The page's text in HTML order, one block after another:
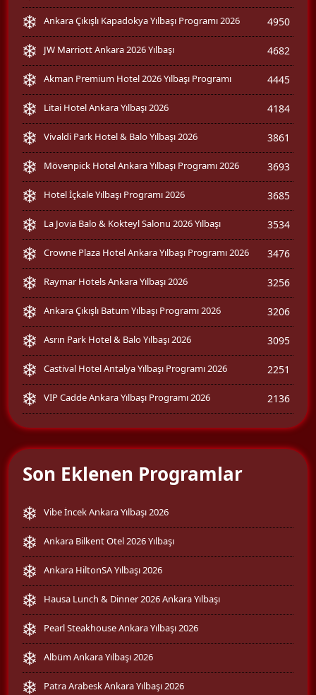
Ankara Çıkışlı Kapadokya Yılbaşı Programı 2026 4950
JW Marriott Ankara 2026 Yılbaşı 4682
Akman Premium Hotel 2026 Yılbaşı Programı 4445
Litai Hotel Ankara Yılbaşı 2026 4184
Vivaldi Park Hotel & Balo Yılbaşı 2026 3861
Mövenpick Hotel Ankara Yılbaşı Programı 2026 3693
Hotel İçkale Yılbaşı Programı 2026 3685
La Jovia Balo & Kokteyl Salonu 2026 Yılbaşı 3534
Crowne Plaza Hotel Ankara Yılbaşı Programı 2026 3476
Raymar Hotels Ankara Yılbaşı 2026 3256
Ankara Çıkışlı Batum Yılbaşı Programı 2026 3206
Asrın Park Hotel & Balo Yılbaşı 2026 3095
Castival Hotel Antalya Yılbaşı Programı 2026 2251
VIP Cadde Ankara Yılbaşı Programı 2026 2136
Son Eklenen Programlar
Vibe İncek Ankara Yılbaşı 2026
Ankara Bilkent Otel 2026 Yılbaşı
Ankara HiltonSA Yılbaşı 2026
Hausa Lunch & Dinner 2026 Ankara Yılbaşı
Pearl Steakhouse Ankara Yılbaşı 2026
Albüm Ankara Yılbaşı 2026
Patra Arabesk Ankara Yılbaşı 2026